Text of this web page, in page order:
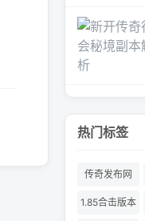
热门标签
传奇发布网
1.85合击版本